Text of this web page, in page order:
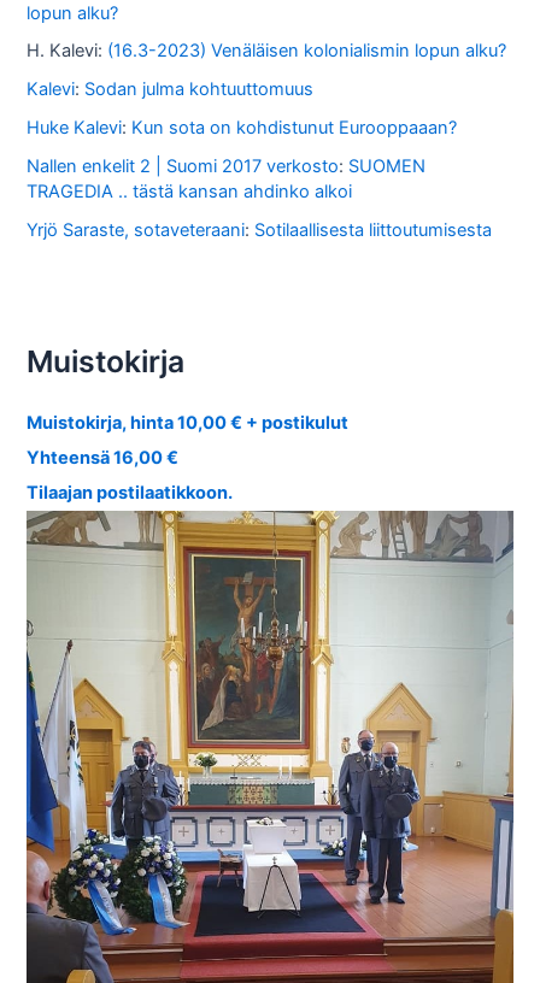
lopun alku?
H. Kalevi: (16.3-2023) Venäläisen kolonialismin lopun alku?
Kalevi: Sodan julma kohtuuttomuus
Huke Kalevi: Kun sota on kohdistunut Eurooppaaan?
Nallen enkelit 2 | Suomi 2017 verkosto: SUOMEN
TRAGEDIA .. tästä kansan ahdinko alkoi
Yrjö Saraste, sotaveteraani: Sotilaallisesta liittoutumisesta
Muistokirja
Muistokirja, hinta 10,00 € + postikulut
Yhteensä 16,00 €
Tilaajan postilaatikkoon.